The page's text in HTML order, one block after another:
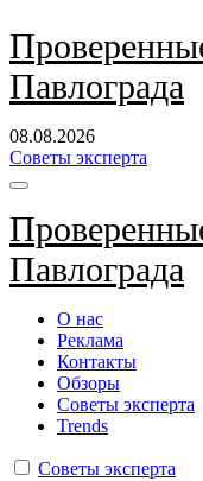
Перейти
к
содержанию
Павлограда
08.08.2026
Советы эксперта
Павлограда
О нас
Реклама
Контакты
Обзоры
Советы эксперта
Trends
Советы эксперта